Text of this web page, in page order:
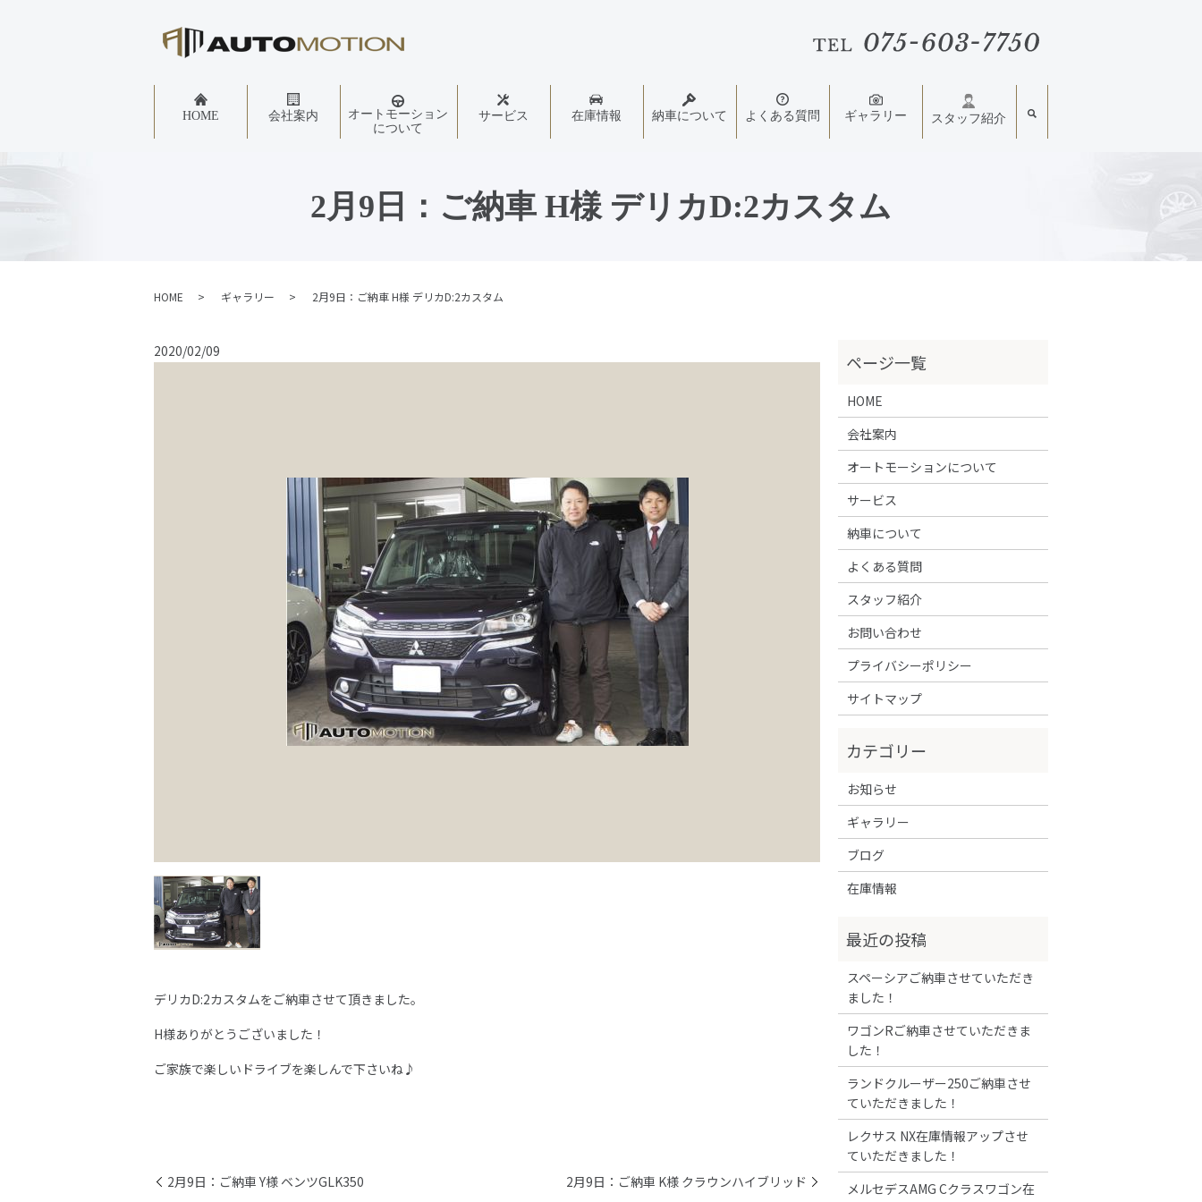
HOME 会社案内
オートモーション
について
サービス 在庫情報 納車について よくある質問 ギャラリー スタッフ紹介
2月9日：ご納車 H様 デリカD:2カスタム
HOME ギャラリー 2月9日：ご納車 H様 デリカD:2カスタム
2020/02/09
デリカD:2カスタムをご納車させて頂きました。
H様ありがとうございました！
ご家族で楽しいドライブを楽しんで下さいね♪
2月9日：ご納車 Y様 ベンツGLK350 2月9日：ご納車 K様 クラウンハイブリッド
HOME
会社案内
オートモーションについて
サービス
納車について
よくある質問
スタッフ紹介
お問い合わせ
プライバシーポリシー
サイトマップ
お知らせ
ギャラリー
ブログ
在庫情報
スペーシアご納車させていただき
ました！
ワゴンRご納車させていただきま
した！
ランドクルーザー250ご納車させ
ていただきました！
レクサス NX在庫情報アップさせ
ていただきました！
メルセデスAMG Cクラスワゴン在